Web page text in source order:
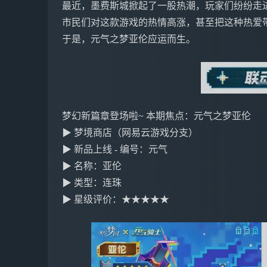
最近，墨费斯城掀起了一股热潮，玩家们纷纷
市民们对这款游戏的热情高涨，甚至把这种热爱
于是，元气之梦亚伦应运而生。
梦幻新篇章登场啦~ 本期焦点：元气之梦亚伦
▶ 梦境商店（网易云游戏分支）
▶ 新品上线 - 编号：元气
▶ 名称：亚伦
▶ 类型：连珠
▶ 星级评价：★★★★★